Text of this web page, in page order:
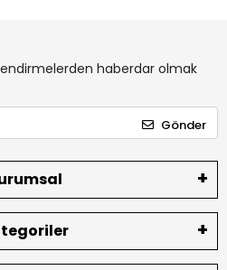
haberdar olmak
Gönder